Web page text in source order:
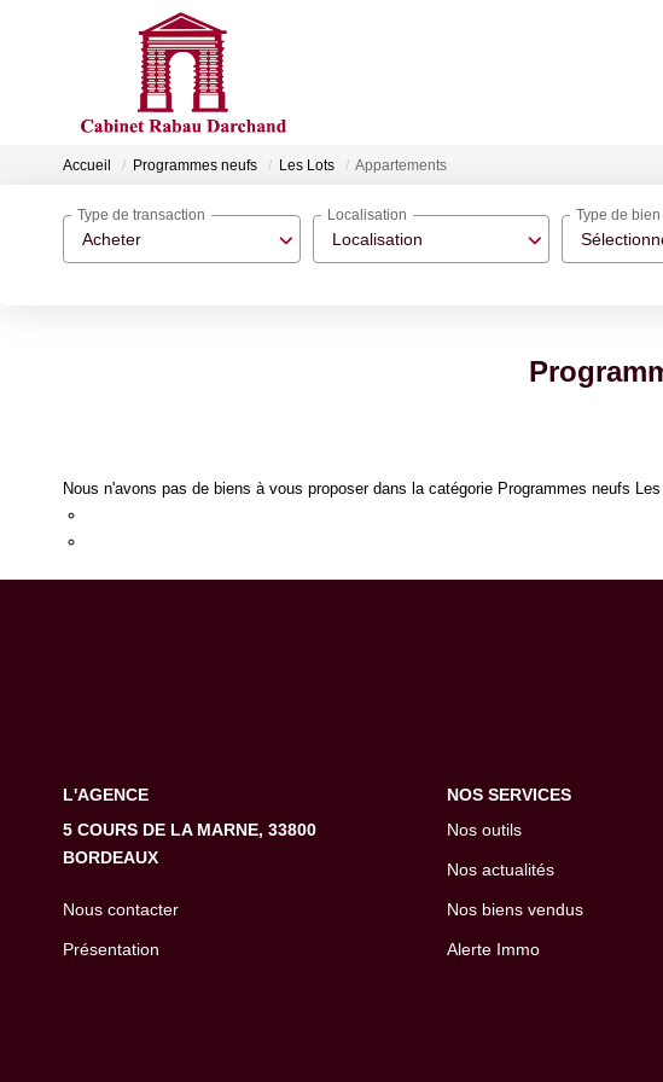
Accueil Programmes neufs Les Lots Appartements
Acheter
Type de transaction
Localisation
Localisation Type de bien
Nous n'avons pas de biens à vous proposer dans la catégorie Programmes neufs
L'AGENCE
5 COURS DE LA MARNE, 33800
BORDEAUX
Nous contacter
Présentation
NOS SERVICES
Nos outils
Nos actualités
Nos biens vendus
Alerte Immo